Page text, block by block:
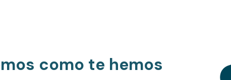
como te hemos